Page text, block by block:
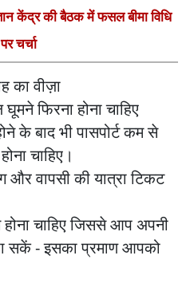
केंद्र की बैठक में फसल बीमा विधि
चर्चा
का वीज़ा
फिरना होना चाहिए
के बाद भी पासपोर्ट कम से
चाहिए।
वापसी की यात्रा टिकट
चाहिए जिससे आप अपनी
सकें - इसका प्रमाण आपको